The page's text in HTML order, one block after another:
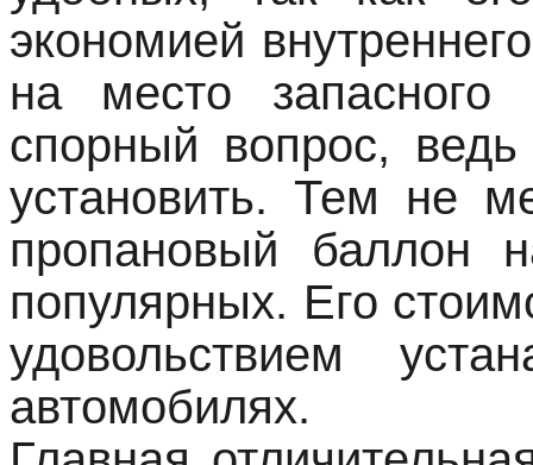
экономией
на место
спорный вопрос,
установить. Тем не
пропановый баллон
популярных. Его
удовольствием
автомобилях.